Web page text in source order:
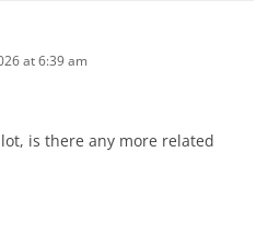
at 6:39 am
is there any more related